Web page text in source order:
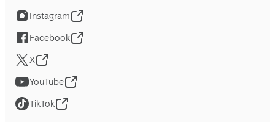
Instagram
Facebook
X
YouTube
TikTok